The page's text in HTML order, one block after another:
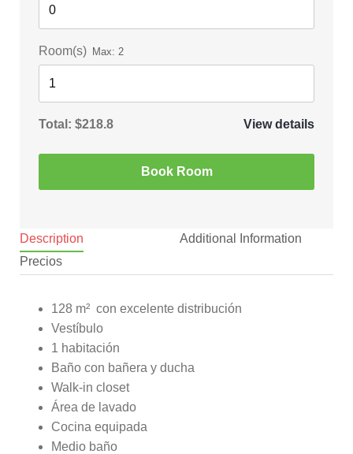
Description
Additional Information
Precios
128 m² con excelente distribución
Vestíbulo
1 habitación
Baño con bañera y ducha
Walk-in closet
Área de lavado
Cocina equipada
Medio baño
Room(s) Max: 2
Total: $218.8 View details
Book Room